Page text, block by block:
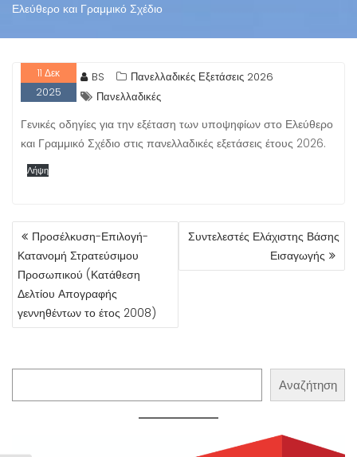
Ελεύθερο και Γραμμικό Σχέδιο
11 Δεκ
2025
BS
Πανελλαδικές Εξετάσεις 2026
Πανελλαδικές
Γενικές οδηγίες για την εξέταση των υποψηφίων στο Ελεύθερο
και Γραμμικό Σχέδιο στις πανελλαδικές εξετάσεις έτους 2026.
Λήψη
ΠΛΟΉΓΗΣΗ
ΆΡΘΡΩΝ
Προσέλκυση-Επιλογή-
Κατανομή Στρατεύσιμου
Προσωπικού (Κατάθεση
Δελτίου Απογραφής
γεννηθέντων το έτος 2008)
Συντελεστές Ελάχιστης Βάσης
Εισαγωγής
Αναζήτηση